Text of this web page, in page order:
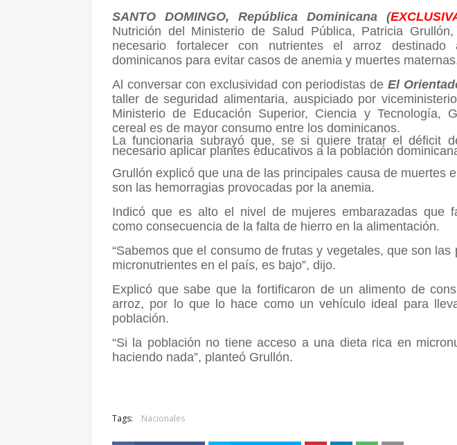
SANTO DOMINGO, República Dominicana (
Nutrición del Ministerio de Salud Pública, Patricia
necesario fortalecer con nutrientes el arroz
dominicanos para evitar casos de anemia y muertes
Al conversar con exclusividad con periodistas de El
taller de seguridad alimentaria, auspiciado por
Ministerio de Educación Superior, Ciencia y Tecnología,
cereal es de mayor consumo entre los dominicanos.
La funcionaria subrayó que, se si quiere tratar el déficit
necesario aplicar plantes educativos a la población
Grullón explicó que una de las principales causa de muertes
son las hemorragias provocadas por la anemia.
Indicó que es alto el nivel de mujeres embarazadas que
como consecuencia de la falta de hierro en la alimentación.
“Sabemos que el consumo de frutas y vegetales, que son las
micronutrientes en el país, es bajo”, dijo.
Explicó que sabe que la fortificaron de un alimento de
arroz, por lo que lo hace como un vehículo ideal para
población.
“Si la población no tiene acceso a una dieta rica en
haciendo nada”, planteó Grullón.
Tags: Nacionales